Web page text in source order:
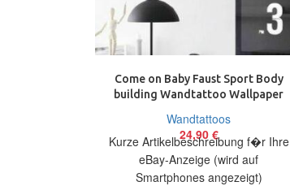
Come on Baby Faust Sport Body
building Wandtattoo Wallpaper
Wandtattoos
24,90 €
Kurze Artikelbeschreibung f�r Ihre
eBay-Anzeige (wird auf
Smartphones angezeigt)